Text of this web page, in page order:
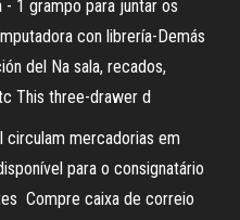
1 grampo para juntar os
con librería-Demás
del Na sala, recados,
This three-drawer d
circulam mercadorias em
para o consignatário
Compre caixa de correio